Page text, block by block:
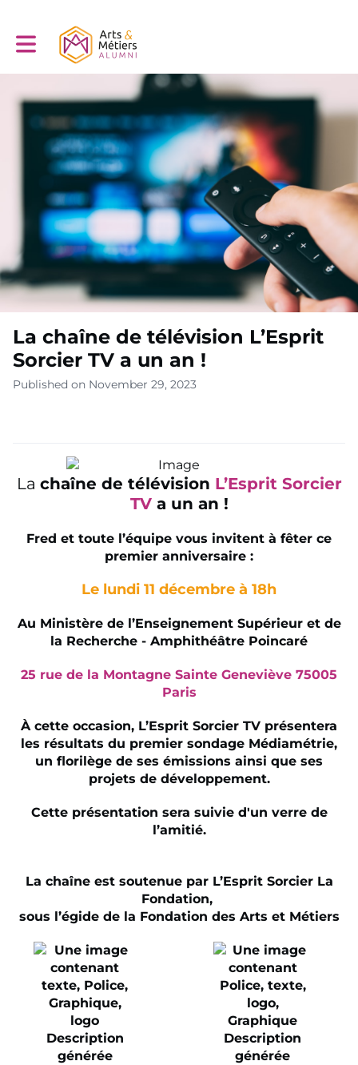
Toggle main navigation
La chaîne de télévision L’Esprit
Sorcier TV a un an !
Published on November 29, 2023
La chaîne de télévision L’Esprit Sorcier
TVa un an !
Fred et toute l’équipe vous invitent à fêter ce
premier anniversaire :
Le lundi 11 décembre à 18h
Au Ministère de l’Enseignement Supérieur et de
la Recherche - Amphithéâtre Poincaré
25 rue de la Montagne Sainte Geneviève 75005
Paris
À cette occasion, L’Esprit Sorcier TV présentera
les résultats du premier sondage Médiamétrie,
un florilège de ses émissions ainsi que ses
projets de développement.
Cette présentation sera suivie d'un verre de
l’amitié.
La chaîne est soutenue par L’Esprit Sorcier La
Fondation,
sous l’égide de la Fondation des Arts et Métiers